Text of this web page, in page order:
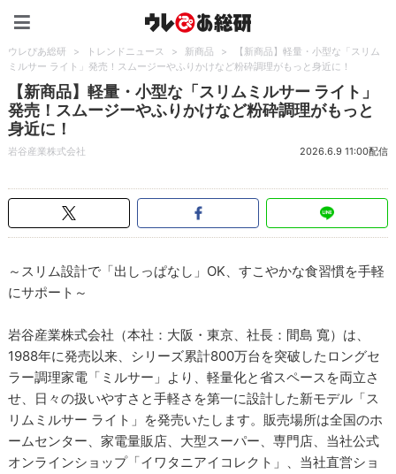
ウレぴあ総研 > トレンドニュース > 新商品 >
【新商品】軽量・小型な「スリム
ミルサー ライト」発売！スムージーやふりかけなど粉砕調理がもっと身近に！
【新商品】軽量・小型な「スリムミルサー ライト」
発売！スムージーやふりかけなど粉砕調理がもっと
身近に！
岩谷産業株式会社 2026.6.9 11:00配信
～スリム設計で「出しっぱなし」OK、すこやかな食習慣を手軽
にサポート～
岩谷産業株式会社（本社：大阪・東京、社長：間島 寬）は、
1988年に発売以来、シリーズ累計800万台を突破したロングセ
ラー調理家電「ミルサー」より、軽量化と省スペースを両立さ
せ、日々の扱いやすさと手軽さを第一に設計した新モデル「ス
リムミルサー ライト」を発売いたします。販売場所は全国のホ
ームセンター、家電量販店、大型スーパー、専門店、当社公式
オンラインショップ「イワタニアイコレクト」、当社直営ショ